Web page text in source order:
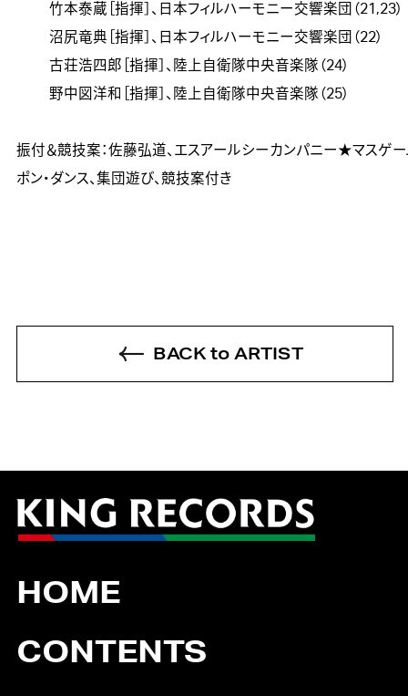
竹本泰蔵［指揮］、日本フィルハーモニー交響楽団（21,23）
沼尻竜典［指揮］、日本フィルハーモニー交響楽団（22）
古荘浩四郎［指揮］、陸上自衛隊中央音楽隊（24）
野中図洋和［指揮］、陸上自衛隊中央音楽隊（25）
振付＆競技案：佐藤弘道、エスアールシーカンパニー★マスゲー
BACK to ARTIST
HOME
CONTENTS